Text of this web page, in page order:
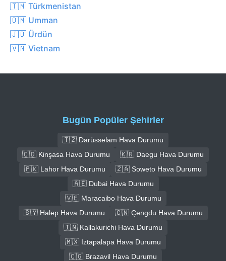
🇹🇲 Türkmenistan
🇴🇲 Umman
🇯🇴 Ürdün
🇻🇳 Vietnam
Bugün Popüler Şehirler
🇹🇿 Darüsselam Hava Durumu
🇨🇩 Kinşasa Hava Durumu
🇰🇷 Daegu Hava Durumu
🇵🇰 Lahor Hava Durumu
🇿🇦 Soweto Hava Durumu
🇦🇪 Dubai Hava Durumu
🇻🇪 Maracaibo Hava Durumu
🇸🇾 Halep Hava Durumu
🇨🇳 Çengdu Hava Durumu
🇮🇳 Kallakurichi Hava Durumu
🇲🇽 Iztapalapa Hava Durumu
🇨🇬 Brazavil Hava Durumu